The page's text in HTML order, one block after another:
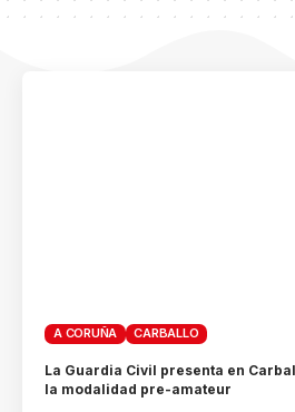
A CORUÑA CARBALLO
La Guardia Civil presenta en
la modalidad pre-amateur